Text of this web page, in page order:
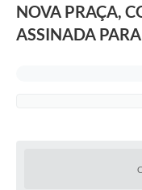
NOVA PRAÇA,
ASSINADA